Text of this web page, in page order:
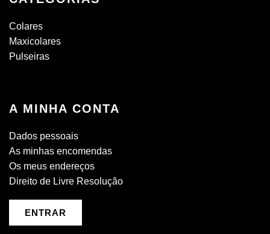
Colares
Maxicolares
Pulseiras
A MINHA CONTA
Dados pessoais
As minhas encomendas
Os meus endereços
Direito de Livre Resolução
ENTRAR